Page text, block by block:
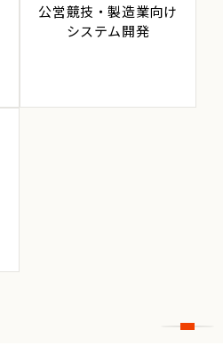
公営競技・製造業向け
システム開発